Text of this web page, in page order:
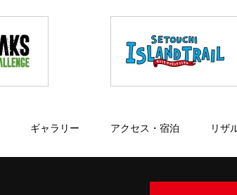
ギャラリー アクセス・宿泊 リザ